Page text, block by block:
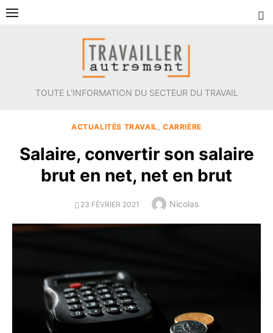
Aller
TOUTE L'INFORMATION DU SECTEUR DU TRAVAIL
ACTUALITÉS TRAVAIL ,CARRIÈRE
Salaire, convertir son salaire
brut en net, net en brut
POSTED
23 FÉVRIER 2021 Author
Nicolas